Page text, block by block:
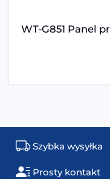
WT-G851 Panel
Szybka wysyłka
Prosty kontakt